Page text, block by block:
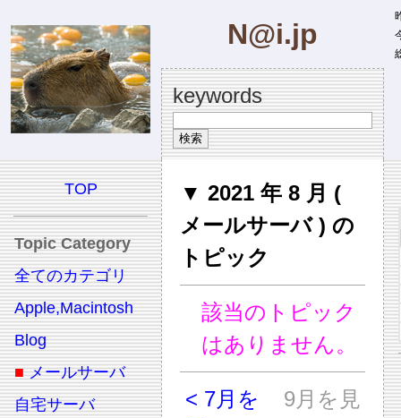
N@i.jp
keywords
TOP
Topic Category
全てのカテゴリ
Apple,Macintosh
Blog
■ メールサーバ
自宅サーバ
▼ 2021 年 8 月 (
メールサーバ ) の
トピック
該当のトピック
はありません。
< 7月を
9月を見